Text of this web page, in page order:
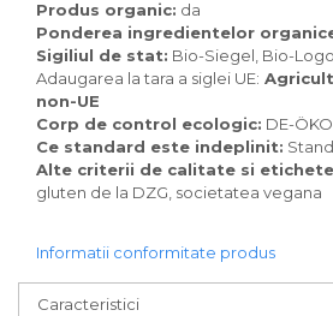
Superalimente bio
Uleiuri, grasimi si otet
Grasimi bio
Otet bio
Ulei bio
Ulei de masline bio
Produs organic: da
Ponderea ingredientelor
Sigiliul de stat: Bio-Siegel, Bio-
Adaugarea la tara a siglei UE:
non-UE
Corp de control ecologic: DE-
Ce standard este indeplinit:
Alte criterii de calitate si
gluten de la DZG, societatea vegana
Informatii conformitate produs
Caracteristici